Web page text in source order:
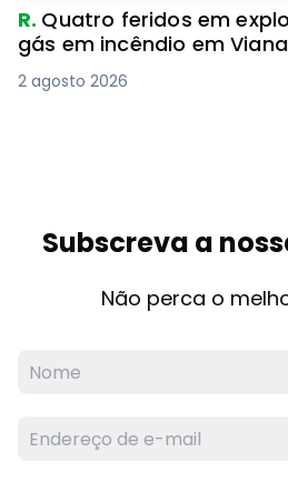
R. Quatro feridos em
gás em incêndio em
2 agosto 2026
Subscreva a
Não perca o